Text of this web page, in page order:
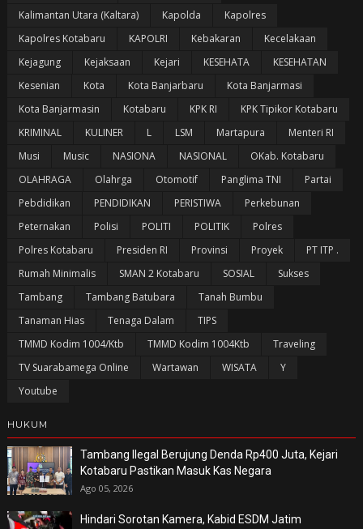
Kalimantan Utara (Kaltara)
Kapolda
Kapolres
Kapolres Kotabaru
KAPOLRI Kebakaran
Kecelakaan
Kejagung
Kejaksaan Kejari KESEHATA
KESEHATAN
Kesenian
Kota Kota Banjarbaru
Kota Banjarmasi
Kota Banjarmasin
Kotabaru KPK RI
KPK Tipikor Kotabaru
KRIMINAL
KULINER L LSM Martapura
Menteri RI
Musi
Music NASIONA NASIONAL
OKab. Kotabaru
OLAHRAGA
Olahrga Otomotif Panglima TNI
Partai
Pebdidikan
PENDIDIKAN PERISTIWA
Perkebunan
Peternakan
Polisi POLITI POLITIK
Polres
Polres Kotabaru
Presiden RI Provinsi Proyek
PT ITP .
Rumah Minimalis
SMAN 2 Kotabaru SOSIAL
Sukses
Tambang
Tambang Batubara
Tanah Bumbu
Tanaman Hias
Tenaga Dalam
TIPS
TMMD Kodim 1004/Ktb
TMMD Kodim 1004Ktb
Traveling
TV Suarabamega Online
Wartawan WISATA
Y
Youtube
HUKUM
Tambang Ilegal Berujung Denda Rp400 Juta, Kejari
Kotabaru Pastikan Masuk Kas Negara
Ago 05, 2026
Hindari Sorotan Kamera, Kabid ESDM Jatim